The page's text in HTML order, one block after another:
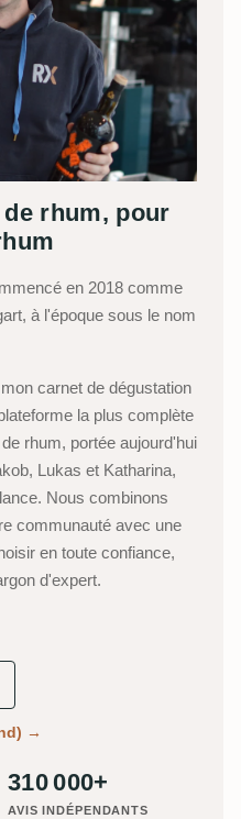
rhum, pour
en 2018 comme
à l'époque sous le nom
carnet de dégustation
la plus complète
rhum, portée aujourd'hui
Lukas et Katharina,
Nous combinons
communauté avec une
en toute confiance,
d'expert.
→
310 000+
AVIS INDÉPENDANTS